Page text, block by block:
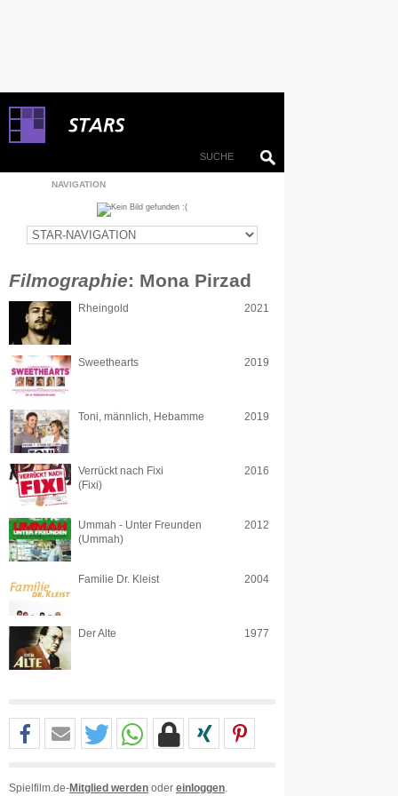
NAVIGATION
Filmographie: Mona Pirzad
Rheingold 2021
Sweethearts 2019
Toni, männlich, Hebamme 2019
Verrückt nach Fixi
(Fixi)
2016
Ummah - Unter Freunden
(Ummah)
2012
Familie Dr. Kleist 2004
Der Alte 1977
Spielfilm.de-Mitglied werden oder einloggen